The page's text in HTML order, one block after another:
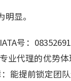
显。
号：
业代理的优势
能提前锁定团